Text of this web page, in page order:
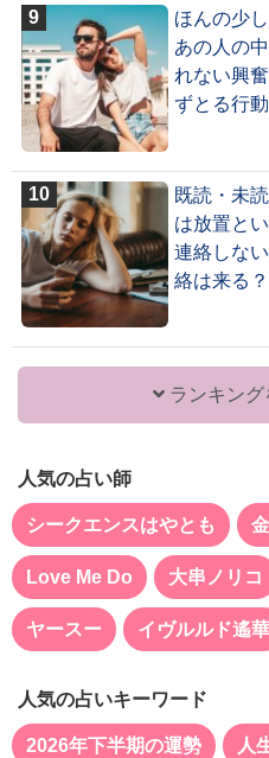
ほんの少
あの人の
れない興
ずとる行動
既読・未
は放置と
連絡しな
絡は来る？
ランキン
人気の占い師
シークエンスはやとも
Love Me Do 大串ノリコ
ヤースー イヴルルド遙華
人気の占いキーワード
2026年下半期の運勢 人